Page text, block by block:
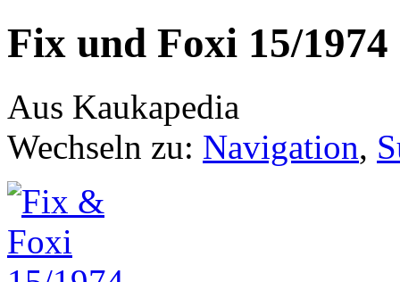
Fix und Foxi 15/1974
Aus Kaukapedia
Wechseln zu: Navigation,